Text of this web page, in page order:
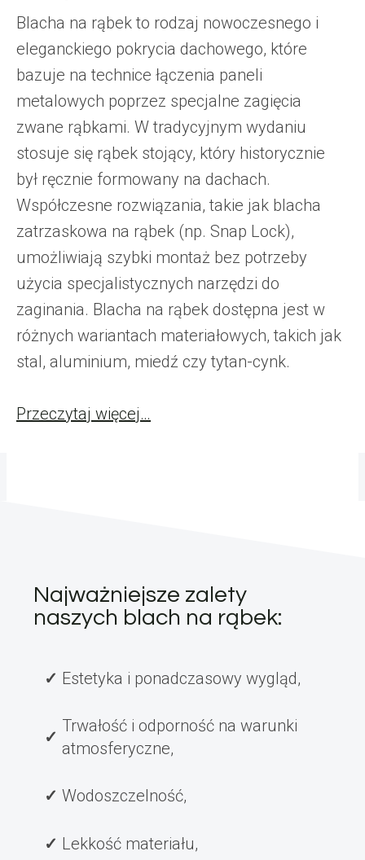
Blacha na rąbek to rodzaj nowoczesnego i
eleganckiego pokrycia dachowego, które
bazuje na technice łączenia paneli
metalowych poprzez specjalne zagięcia
zwane rąbkami. W tradycyjnym wydaniu
stosuje się rąbek stojący, który historycznie
był ręcznie formowany na dachach.
Współczesne rozwiązania, takie jak blacha
zatrzaskowa na rąbek (np. Snap Lock),
umożliwiają szybki montaż bez potrzeby
użycia specjalistycznych narzędzi do
zaginania. Blacha na rąbek dostępna jest w
różnych wariantach materiałowych, takich jak
stal, aluminium, miedź czy tytan-cynk.
Przeczytaj więcej…
Najważniejsze zalety
naszych blach na rąbek:
Estetyka i ponadczasowy wygląd,
Trwałość i odporność na warunki
atmosferyczne,
Wodoszczelność,
Lekkość materiału,